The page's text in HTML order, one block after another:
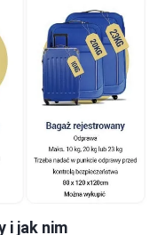
i jak nim